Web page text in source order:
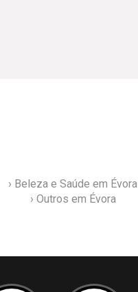
› Beleza e Saúde em Évora
› Outros em Évora